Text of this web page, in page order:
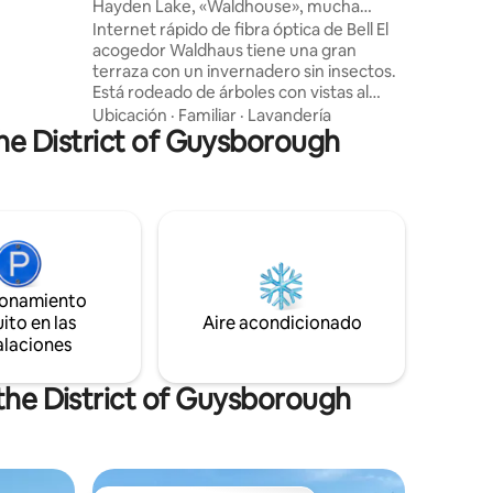
Hayden Lake, «Waldhouse», mucha
privacidad, paraíso para perros.
Internet rápido de fibra óptica de Bell El
acogedor Waldhaus tiene una gran
terraza con un invernadero sin insectos.
Está rodeado de árboles con vistas al
lago. Tu lugar privado en el lago, disfruta
de la naturaleza, puedes empezar con
una canoa, 200 metros a la derecha
los perros. Escucha a los pájaros y
observa el increíble cielo estrellado.
Siéntete cómodo en la cabaña Waldhaus.
Número de registro: STR 2425 T3697
Ubicación · Familiar · Lavandería
District of Guysborough
en las
Aire acondicionado
District of Guysborough